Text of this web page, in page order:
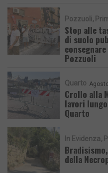
Pozzuoli
Stop alle
di suolo
Pozzuoli
Quarto
Crollo alla
lavori
Quarto
In Evidenza
della